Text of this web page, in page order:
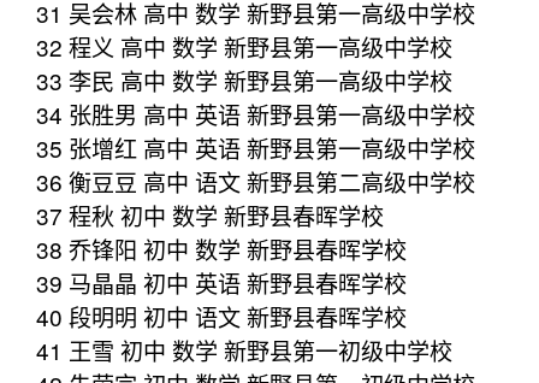
31 吴会林 高中 数学 新野县第一高级中学校
32 程义 高中 数学 新野县第一高级中学校
33 李民 高中 数学 新野县第一高级中学校
34 张胜男 高中 英语 新野县第一高级中学校
35 张增红 高中 英语 新野县第一高级中学校
36 衡豆豆 高中 语文 新野县第二高级中学校
37 程秋 初中 数学 新野县春晖学校
38 乔锋阳 初中 数学 新野县春晖学校
39 马晶晶 初中 英语 新野县春晖学校
40 段明明 初中 语文 新野县春晖学校
41 王雪 初中 数学 新野县第一初级中学校